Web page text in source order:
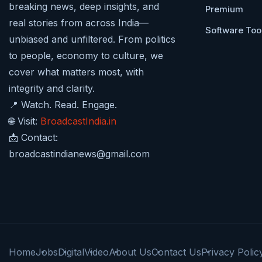
breaking news, deep insights, and
real stories from across India—
unbiased and unfiltered. From politics
to people, economy to culture, we
cover what matters most, with
integrity and clarity.
📍 Watch. Read. Engage.
🌐 Visit: BroadcastIndia.in
📩 Contact:
broadcastindianews@gmail.com
Premium
Software
HomeJobsDigitalVideoAbout UsContact UsPrivacy